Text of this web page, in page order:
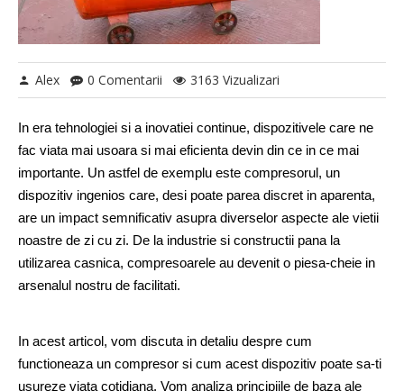
Alex 0 Comentarii 3163 Vizualizari
In era tehnologiei si a inovatiei continue, dispozitivele care ne
fac viata mai usoara si mai eficienta devin din ce in ce mai
importante. Un astfel de exemplu este compresorul, un
dispozitiv ingenios care, desi poate parea discret in aparenta,
are un impact semnificativ asupra diverselor aspecte ale vietii
noastre de zi cu zi. De la industrie si constructii pana la
utilizarea casnica, compresoarele au devenit o piesa-cheie in
arsenalul nostru de facilitati.
In acest articol, vom discuta in detaliu despre cum
functioneaza un compresor si cum acest dispozitiv poate sa-ti
usureze viata cotidiana. Vom analiza principiile de baza ale